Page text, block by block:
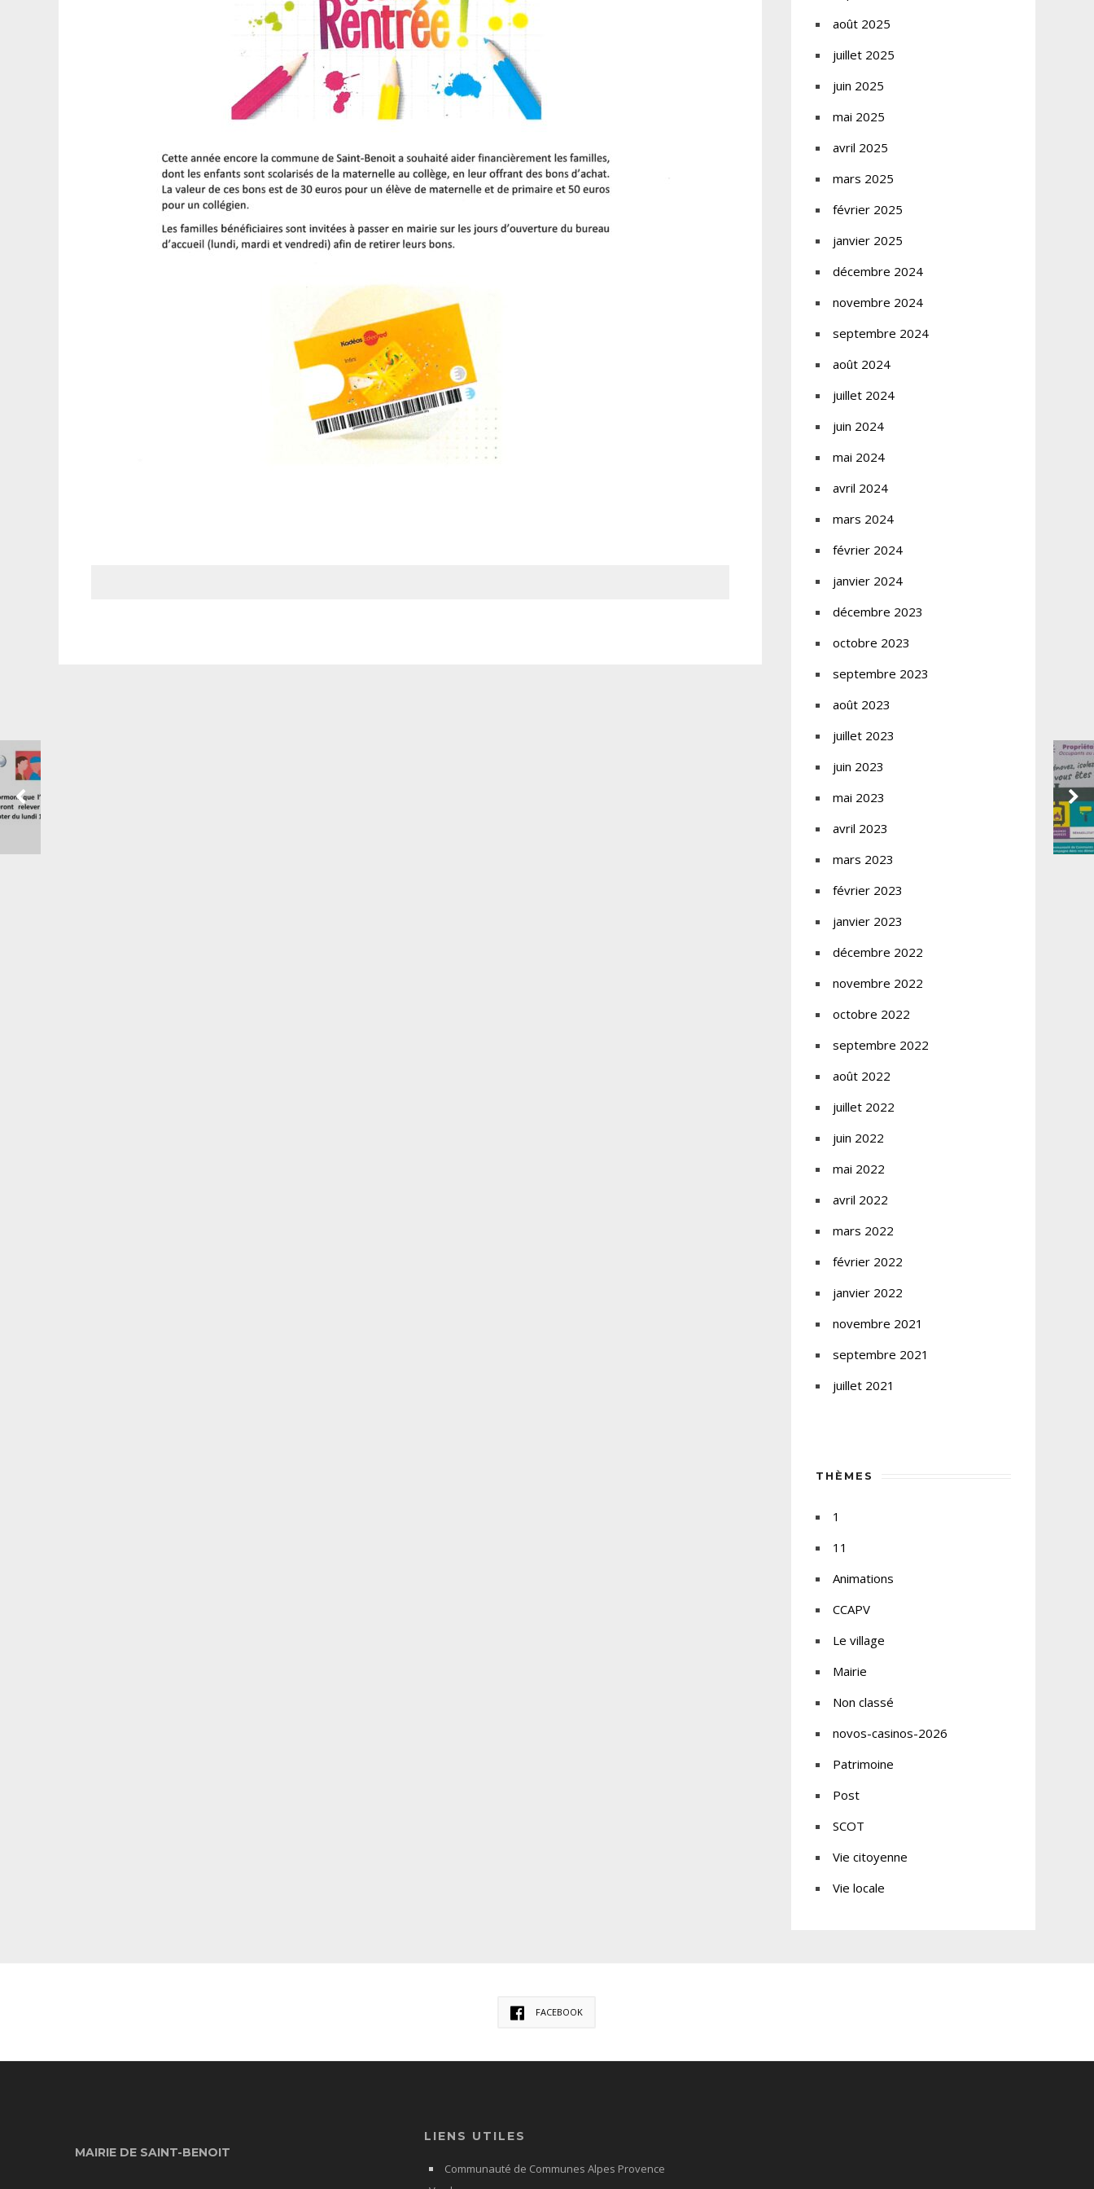
août 2025
juillet 2025
juin 2025
mai 2025
avril 2025
mars 2025
février 2025
janvier 2025
décembre 2024
novembre 2024
septembre 2024
août 2024
juillet 2024
juin 2024
mai 2024
avril 2024
mars 2024
février 2024
janvier 2024
décembre 2023
octobre 2023
septembre 2023
août 2023
juillet 2023
juin 2023
mai 2023
avril 2023
mars 2023
février 2023
janvier 2023
décembre 2022
novembre 2022
octobre 2022
septembre 2022
août 2022
juillet 2022
juin 2022
mai 2022
avril 2022
mars 2022
février 2022
janvier 2022
novembre 2021
septembre 2021
juillet 2021
THÈMES
1
11
Animations
CCAPV
Le village
Mairie
Non classé
novos-casinos-2026
Patrimoine
Post
SCOT
Vie citoyenne
Vie locale
FACEBOOK
MAIRIE DE SAINT-BENOIT
LIENS UTILES
Communauté de Communes Alpes Provence